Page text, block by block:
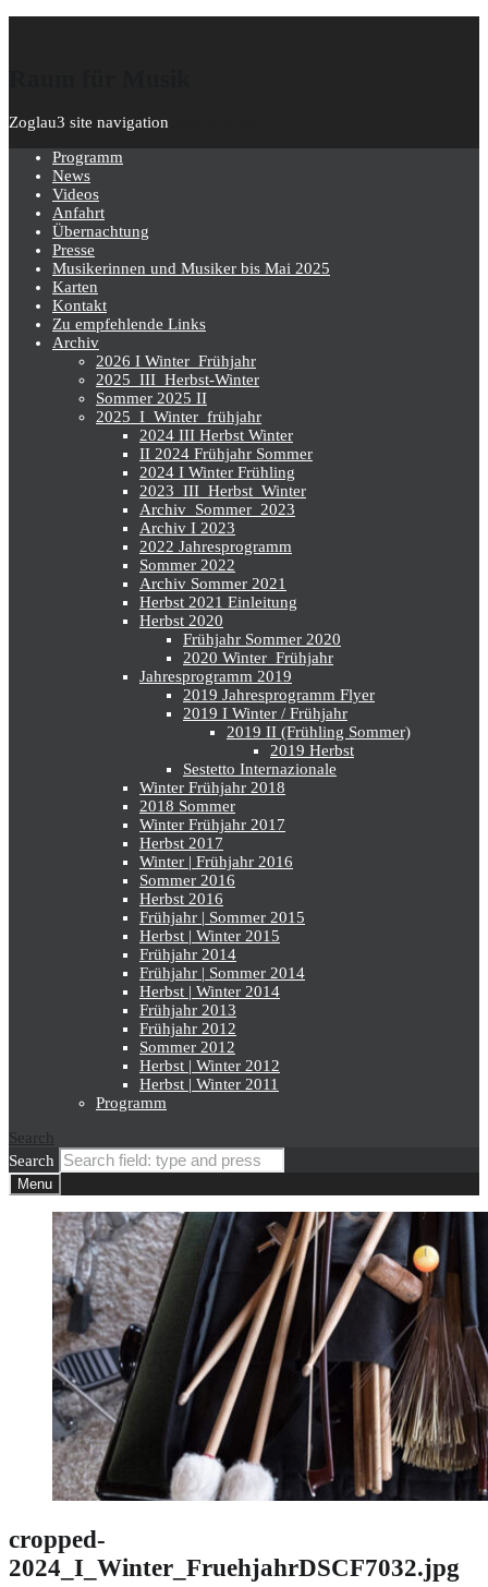
Zoglau3 site navigation
Programm
News
Videos
Anfahrt
Übernachtung
Presse
Musikerinnen und Musiker bis Mai 2025
Karten
Kontakt
Zu empfehlende Links
Archiv
2026 I Winter_Frühjahr
2025_III_Herbst-Winter
Sommer 2025 II
2025_I_Winter_frühjahr
2024 III Herbst Winter
II 2024 Frühjahr Sommer
2024 I Winter Frühling
2023_III_Herbst_Winter
Archiv_Sommer_2023
Archiv I 2023
2022 Jahresprogramm
Sommer 2022
Archiv Sommer 2021
Herbst 2021 Einleitung
Herbst 2020
Frühjahr Sommer 2020
2020 Winter_Frühjahr
Jahresprogramm 2019
2019 Jahresprogramm Flyer
2019 I Winter / Frühjahr
2019 II (Frühling Sommer)
2019 Herbst
Sestetto Internazionale
Winter Frühjahr 2018
2018 Sommer
Winter Frühjahr 2017
Herbst 2017
Winter | Frühjahr 2016
Sommer 2016
Herbst 2016
Frühjahr | Sommer 2015
Herbst | Winter 2015
Frühjahr 2014
Frühjahr | Sommer 2014
Herbst | Winter 2014
Frühjahr 2013
Frühjahr 2012
Sommer 2012
Herbst | Winter 2012
Herbst | Winter 2011
Programm
Search
Search
Menu
cropped-
2024_I_Winter_FruehjahrDSCF7032.jpg